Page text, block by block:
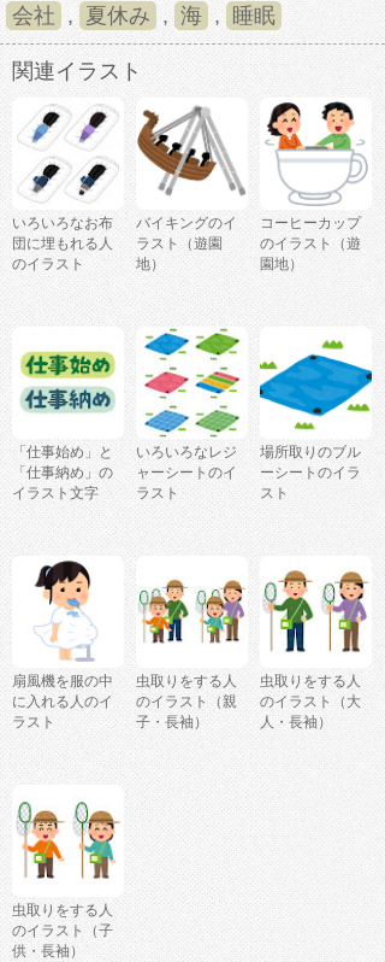
会社 , 夏休み , 海 , 睡眠
関連イラスト
いろいろなお布
団に埋もれる人
のイラスト
バイキングのイ
ラスト（遊園
地）
コーヒーカップ
のイラスト（遊
園地）
「仕事始め」と
「仕事納め」の
イラスト文字
いろいろなレジ
ャーシートのイ
ラスト
場所取りのブル
ーシートのイラ
スト
扇風機を服の中
に入れる人のイ
ラスト
虫取りをする人
のイラスト（親
子・長袖）
虫取りをする人
のイラスト（大
人・長袖）
虫取りをする人
のイラスト（子
供・長袖）